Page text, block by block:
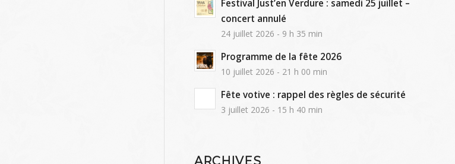
Festival Just’en Verdure : samedi 25 juillet –
concert annulé
24 juillet 2026 - 9 h 35 min
Programme de la fête 2026
10 juillet 2026 - 21 h 00 min
Fête votive : rappel des règles de sécurité
3 juillet 2026 - 15 h 40 min
ARCHIVES